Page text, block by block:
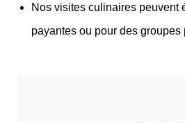
Nos visites culinaires peuvent
payantes ou pour des